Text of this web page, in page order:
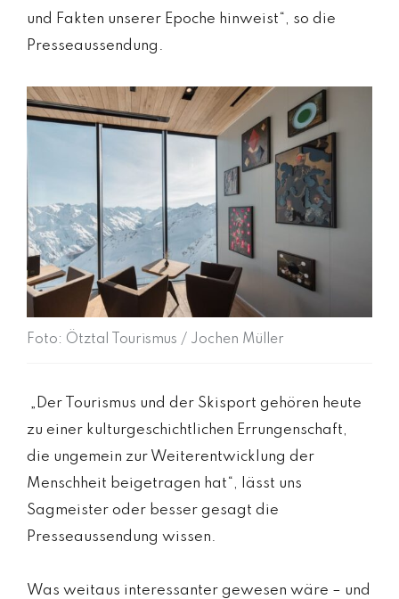
und Fakten unserer Epoche hinweist“, so die
Presseaussendung.
Foto: Ötztal Tourismus / Jochen Müller
„Der Tourismus und der Skisport gehören heute
zu einer kulturgeschichtlichen Errungenschaft,
die ungemein zur Weiterentwicklung der
Menschheit beigetragen hat“, lässt uns
Sagmeister oder besser gesagt die
Presseaussendung wissen.
Was weitaus interessanter gewesen wäre – und